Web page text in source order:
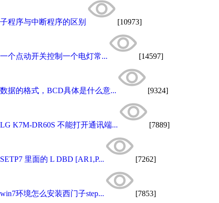
子程序与中断程序的区别 [10973]
一个点动开关控制一个电灯常... [14597]
数据的格式，BCD具体是什么意... [9324]
LG K7M-DR60S 不能打开通讯端... [7889]
SETP7 里面的 L DBD [AR1,P... [7262]
win7环境怎么安装西门子step... [7853]